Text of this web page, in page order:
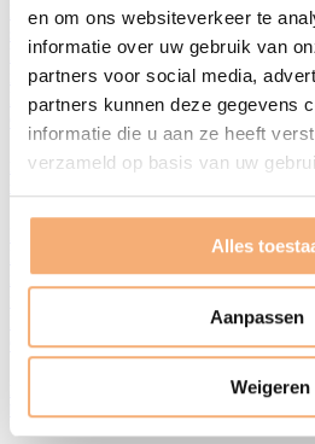
en om ons websiteverkeer te
informatie over uw gebruik van
partners voor social media,
partners kunnen deze gegevens
informatie die u aan ze heeft
verzameld op basis van uw
Alles
Aanpassen
Weigeren
Hasselt, 19 september – Vandaag
samenwerking met de Limburgse
het directieteam, de aandelen van
in Aminolabs teruggekocht. Hiermee
Lees meer
Case
Interview met portfoliobedrijf Optiflux:
LRM versnelt, versterkt en ondersteunt
Limburgse ondernemingen. Zo ook
impact kan hebben op de kwaliteit van
Case
Interview met portfoliobedrijf ZINQ: